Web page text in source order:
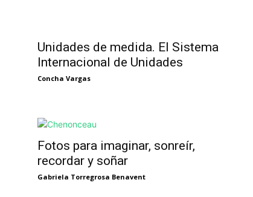
Unidades de medida. El Sistema
Internacional de Unidades
Concha Vargas
Fotos para imaginar, sonreír,
recordar y soñar
Gabriela Torregrosa Benavent